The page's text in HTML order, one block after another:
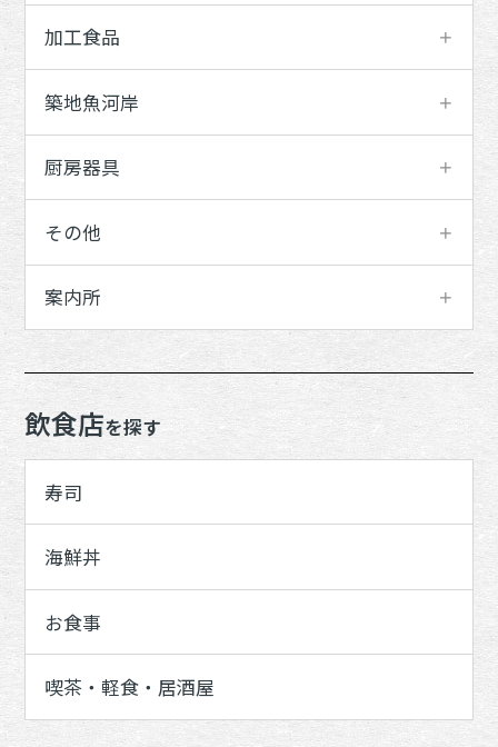
加工食品
築地魚河岸
厨房器具
その他
案内所
飲食店を探す
寿司
海鮮丼
お食事
喫茶・軽食・居酒屋